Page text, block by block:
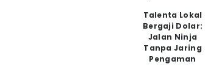
Talenta Lokal
Bergaji Dolar:
Jalan Ninja
Tanpa Jaring
Pengaman